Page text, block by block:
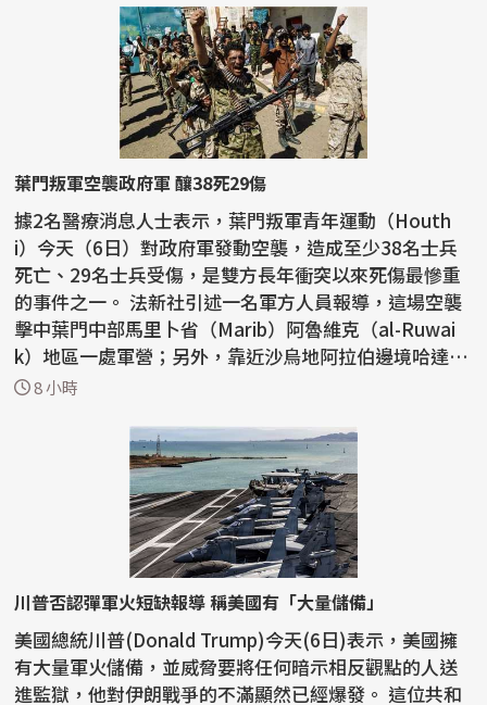
葉門叛軍空襲政府軍 釀38死29傷
據2名醫療消息人士表示，葉門叛軍青年運動（Houth
i）今天（6日）對政府軍發動空襲，造成至少38名士兵
死亡、29名士兵受傷，是雙方長年衝突以來死傷最慘重
的事件之一。 法新社引述一名軍方人員報導，這場空襲
擊中葉門中部馬里卜省（Marib）阿魯維克（al-Ruwai
k）地區一處軍營；另外，靠近沙烏地阿拉伯邊境哈達拉
穆特省...
8 小時
川普否認彈軍火短缺報導 稱美國有「大量儲備」
美國總統川普(Donald Trump)今天(6日)表示，美國擁
有大量軍火儲備，並威脅要將任何暗示相反觀點的人送
進監獄，他對伊朗戰爭的不滿顯然已經爆發。 這位共和